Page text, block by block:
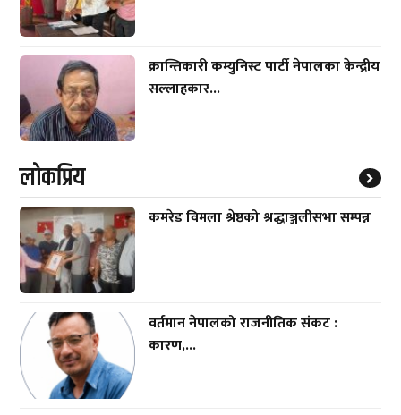
क्रान्तिकारी कम्युनिस्ट पार्टी नेपालका केन्द्रीय
सल्लाहकार...
लाेकप्रिय
कमरेड विमला श्रेष्ठको श्रद्धाञ्जलीसभा सम्पन्न
वर्तमान नेपालको राजनीतिक संकट :
कारण,...